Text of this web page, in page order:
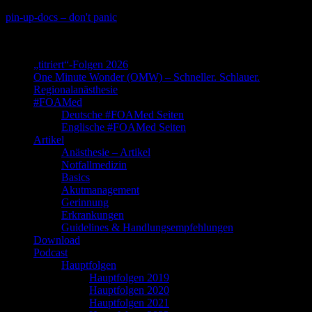
Skip
pin-up-docs – don't panic
„titriert“-Folgen 2026
One Minute Wonder (OMW) – Schneller. Schlauer.
Regionalanästhesie
#FOAMed
Deutsche #FOAMed Seiten
Englische #FOAMed Seiten
Artikel
Anästhesie – Artikel
Notfallmedizin
Basics
Akutmanagement
Gerinnung
Erkrankungen
Guidelines & Handlungsempfehlungen
Download
Podcast
Hauptfolgen
Hauptfolgen 2019
Hauptfolgen 2020
Hauptfolgen 2021